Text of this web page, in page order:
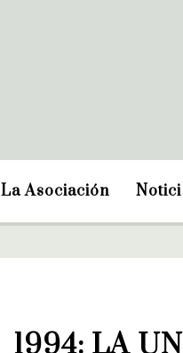
La Asociación
1994: LA